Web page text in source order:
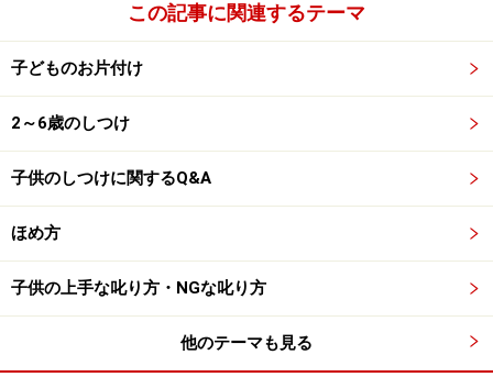
ているのではないよ。好きだから叱っているんだよ」と
いうことを分かってもらうために。親の思いは、心から
そして、逆に、子どもから話を聞き出したいときも、し
っかりと手を握って話を聞くようにすると、子どもは話
しにくいこともポツリポツリと話してくれるものです。
ことができない年齢になっていたら、背中に触れるな
ど、どんな形でもスキンシップはできますよ。
この記事に関連するテーマ
子どものお片付け
2～6歳のしつけ
子供のしつけに関するQ&A
ほめ方
子供の上手な叱り方・NGな叱り方
他のテーマも見る